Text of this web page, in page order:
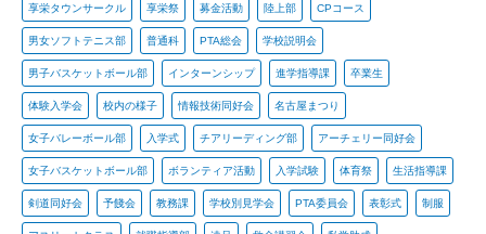
享栄タウンサークル 享栄祭 募金活動 陸上部 CPコース
男女ソフトテニス部 普通科 PTA総会 学校説明会
男子バスケットボール部 インターンシップ 進学指導課 卒業生
体験入学会 校内の様子 情報技術同好会 名古屋まつり
女子バレーボール部 入学式 チアリーディング部 アーチェリー同好会
女子バスケットボール部 ボランティア活動 入学試験 体育祭 生活指導課
剣道同好会 予餞会 教務課 学校別見学会 PTA委員会 表彰式 制服